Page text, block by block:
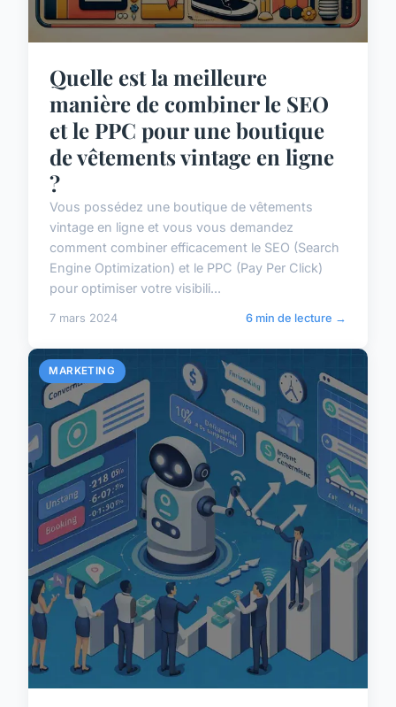
Quelle est la meilleure
manière de combiner le SEO
et le PPC pour une boutique
de vêtements vintage en ligne
?
Vous possédez une boutique de vêtements
vintage en ligne et vous vous demandez
comment combiner efficacement le SEO (Search
Engine Optimization) et le PPC (Pay Per Click)
pour optimiser votre visibili...
7 mars 2024 6 min de lecture →
MARKETING